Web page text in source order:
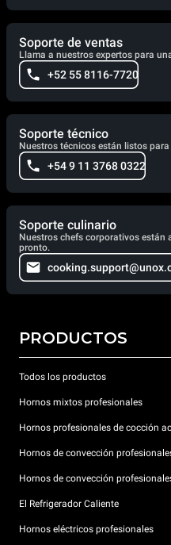
Soporte de ventas
Llama a nuestros expertos para
+52 55 8116-7720
Soporte técnico
Nuestros técnicos están listos
+54 9 11 3768 0322
Soporte culinario
Nuestros chefs corporativos están
pronto.
PRODUCTOS
Todos los productos
Hornos mixtos profesionales
Hornos profesionales de cocción
Hornos de convección
Hornos de convección
El Refrigerador Caliente
Hornos eléctricos profesionales